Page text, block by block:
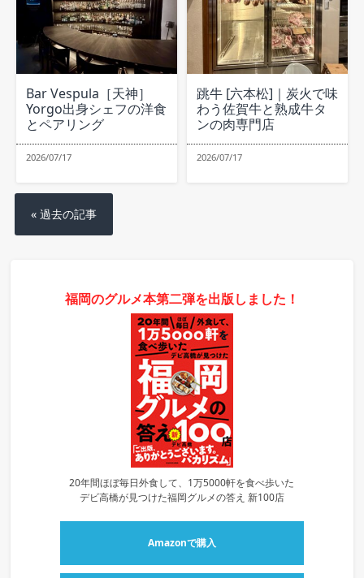
Bar Vespula［天神］
Yorgo出身シェフの洋食
とペアリング
2026/07/17
跳牛 [六本松]｜炭火で味
わう佐賀牛と熟成牛タ
ンの肉専門店
2026/07/17
« 過去の記事
福岡のグルメ本第二弾を出版しました！
20年間ほぼ毎日外食して、1万5000軒を食べ歩いた
デビ高橋が見つけた福岡グルメの答え 新100店
Amazonで購入